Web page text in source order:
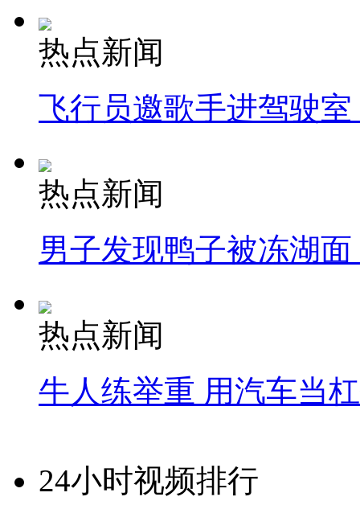
热点新闻
飞行员邀歌手进驾驶
热点新闻
男子发现鸭子被冻湖
热点新闻
牛人练举重 用汽车当
24小时视频排行